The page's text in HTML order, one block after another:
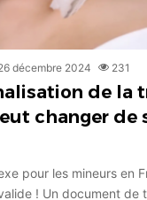
décembre 2024 231
de la
changer de
pour les mineurs en
! Un document de